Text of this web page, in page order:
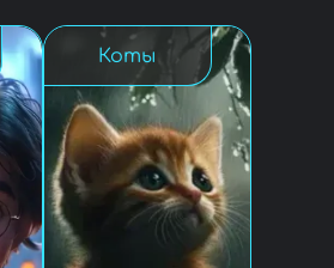
Коты